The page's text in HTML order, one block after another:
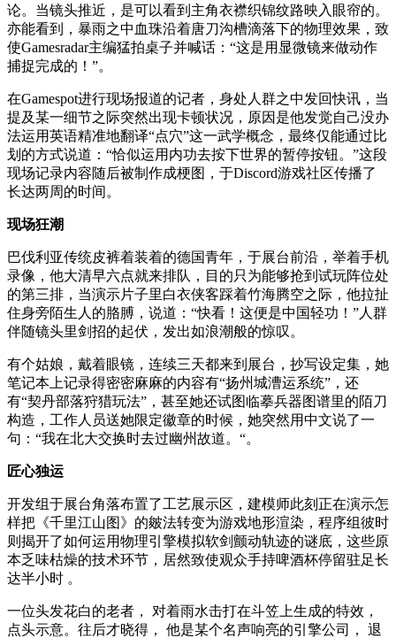
论。当镜头推近，是可以看到主角衣襟织锦纹路映入眼帘的。
亦能看到，暴雨之中血珠沿着唐刀沟槽滴落下的物理效果，致
使Gamesradar主编猛拍桌子并喊话：“这是用显微镜来做动作
捕捉完成的！”。
在Gamespot进行现场报道的记者，身处人群之中发回快讯，当
提及某一细节之际突然出现卡顿状况，原因是他发觉自己没办
法运用英语精准地翻译“点穴”这一武学概念，最终仅能通过比
划的方式说道：“恰似运用内功去按下世界的暂停按钮。”这段
现场记录内容随后被制作成梗图，于Discord游戏社区传播了
长达两周的时间。
现场狂潮
巴伐利亚传统皮裤着装着的德国青年，于展台前沿，举着手机
录像，他大清早六点就来排队，目的只为能够抢到试玩阵位处
的第三排，当演示片子里白衣侠客踩着竹海腾空之际，他拉扯
住身旁陌生人的胳膊，说道：“快看！这便是中国轻功！”人群
伴随镜头里剑招的起伏，发出如浪潮般的惊叹。
有个姑娘，戴着眼镜，连续三天都来到展台，抄写设定集，她
笔记本上记录得密密麻麻的内容有“扬州城漕运系统”，还
有“契丹部落狩猎玩法”，甚至她还试图临摹兵器图谱里的陌刀
构造，工作人员送她限定徽章的时候，她突然用中文说了一
句：“我在北大交换时去过幽州故道。“。
匠心独运
开发组于展台角落布置了工艺展示区，建模师此刻正在演示怎
样把《千里江山图》的皴法转变为游戏地形渲染，程序组彼时
则揭开了如何运用物理引擎模拟软剑颤动轨迹的谜底，这些原
本乏味枯燥的技术环节，居然致使观众手持啤酒杯停留驻足长
达半小时 。
一位头发花白的老者， 对着雨水击打在斗笠上生成的特效，
点头示意。往后才晓得， 他是某个名声响亮的引擎公司， 退